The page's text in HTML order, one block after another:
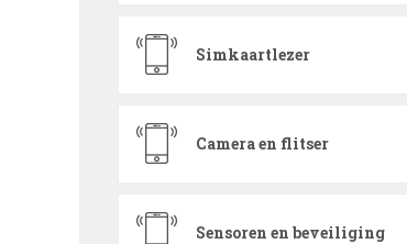
Simkaartlezer
Camera en flitser
Sensoren en beveiliging